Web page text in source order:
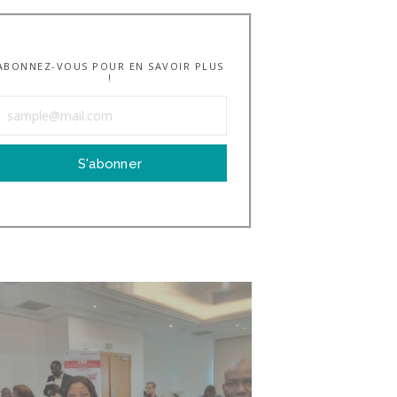
VOUS POUR EN SAVOIR PLUS
!
S'abonner